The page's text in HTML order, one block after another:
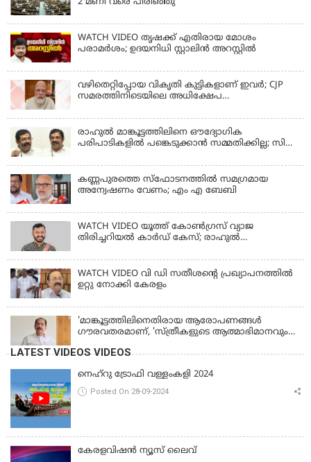
2 മണി വരെ പിരിഞ്ഞു
WATCH VIDEO തൃഷക്ക് എതിരായ മോശം
പരാമര്‍ശം; ഉദയനിധി സ്റ്റാലിൻ അറസ്റ്റിൽ
വഴിതെറ്റിപ്പോയ വികൃതി കുട്ടികളാണ് ഇവര്‍; CJP
സമരത്തിനിടെയിലെ അധിക്ഷേപ
രാഹുല്‍ മാങ്കൂട്ടത്തിലിനെ ഔദ്യോഗിക
പരിപാടികളില്‍ പങ്കെടുക്കാന്‍ സമ്മതിക്കില്ല; സി
കണ്ണപുരത്തെ സ്‌ഫോടനത്തില്‍ സമഗ്രമായ
അന്വേഷണം വേണം; എം എ ബേബി
WATCH VIDEO യൂത്ത് കോൺഗ്രസ് വ്യാജ
തിരിച്ചറിയൽ കാർഡ് കേസ്; രാഹുൽ
WATCH VIDEO വി ഡി സതീശൻ്റെ പ്രഖ്യാപനത്തിൽ
ഉറ്റു നോക്കി കേരളം
'മാങ്കൂട്ടത്തിലിനെതിരായ ആരോപണങ്ങള്‍
ഗൗരവതരമാണ്, 'സ്ത്രീകളുടെ ആത്മാഭിമാനവും
LATEST VIDEOS VIDEOS
നെഹ്‌റു ട്രോഫി വള്ളംകളി 2024
Posted On 28-09-2024
കേരളവിഷൻ ന്യൂസ് ലൈവ്